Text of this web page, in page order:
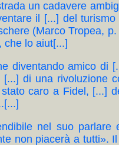
un cadavere
il [...] del
(Marco Tropea,
che lo aiut[...]
diventando amico di
di una rivoluzione
caro a Fidel, [...]
nel suo
non piacerà a tutti».